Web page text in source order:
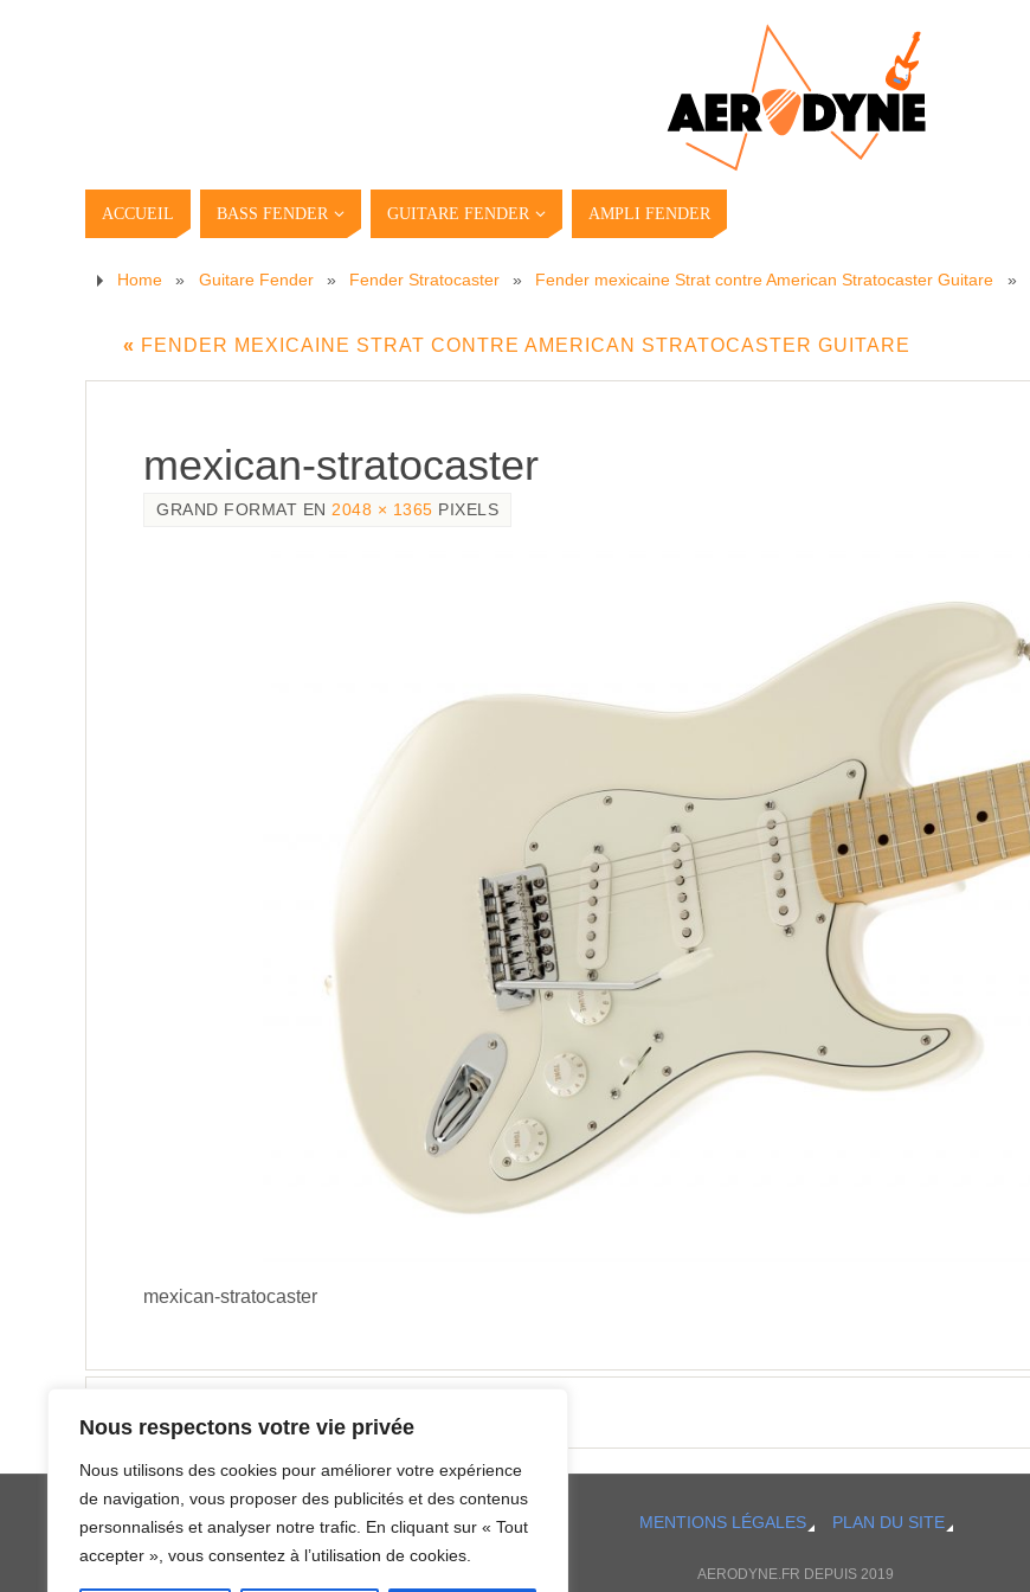
Nous respectons votre vie privée
Nous utilisons des cookies pour améliorer votre expérience
de navigation, vous proposer des publicités et des contenus
personnalisés et analyser notre trafic. En cliquant sur « Tout
accepter », vous consentez à l’utilisation de cookies.
ACCUEIL BASS FENDER GUITARE FENDER AMPLI FENDER
Home » Guitare Fender » Fender Stratocaster » Fender mexicaine Strat contre American Stratocaster Guitare »
« FENDER MEXICAINE STRAT CONTRE AMERICAN STRATOCASTER GUITARE
mexican-stratocaster
GRAND FORMAT EN 2048 × 1365 PIXELS
mexican-stratocaster
MENTIONS LÉGALES PLAN DU SITE
AERODYNE.FR DEPUIS 2019